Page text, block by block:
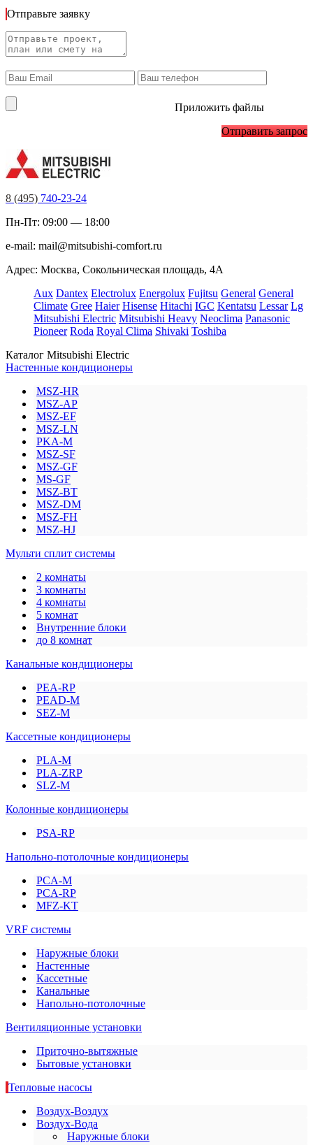
Отправьте заявку
Приложить файлы
Отправить запрос
8 (495) 740-23-24
Пн-Пт: 09:00 — 18:00
e-mail: mail@mitsubishi-comfort.ru
Адрес: Москва, Сокольническая площадь, 4А
Aux Dantex Electrolux Energolux Fujitsu General General
Climate Gree Haier Hisense Hitachi IGC Kentatsu Lessar Lg
Mitsubishi Electric Mitsubishi Heavy Neoclima Panasonic
Pioneer Roda Royal Clima Shivaki Toshiba
Каталог Mitsubishi Electric
Настенные кондиционеры
MSZ-HR
MSZ-AP
MSZ-EF
MSZ-LN
PKA-M
MSZ-SF
MSZ-GF
MS-GF
MSZ-BT
MSZ-DM
MSZ-FH
MSZ-HJ
Мульти сплит системы
2 комнаты
3 комнаты
4 комнаты
5 комнат
Внутренние блоки
до 8 комнат
Канальные кондиционеры
PEA-RP
PEAD-M
SEZ-M
Кассетные кондиционеры
PLA-M
PLA-ZRP
SLZ-M
Колонные кондиционеры
PSA-RP
Напольно-потолочные кондиционеры
PCA-M
PCA-RP
MFZ-KT
VRF системы
Наружные блоки
Настенные
Кассетные
Канальные
Напольно-потолочные
Вентиляционные установки
Приточно-вытяжные
Бытовые установки
Тепловые насосы
Воздух-Воздух
Воздух-Вода
Наружные блоки